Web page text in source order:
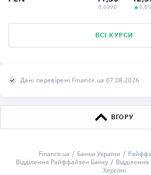
0,0000
ВСІ КУРСИ
Дані перевірені Finance.ua 07.08.2026
ВГОРУ
Finance.ua Банки України
Відділення Райффайзен Банку
Херсоні